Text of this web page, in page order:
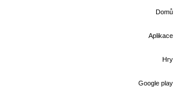
Domů
Aplikace
Hry
Google play